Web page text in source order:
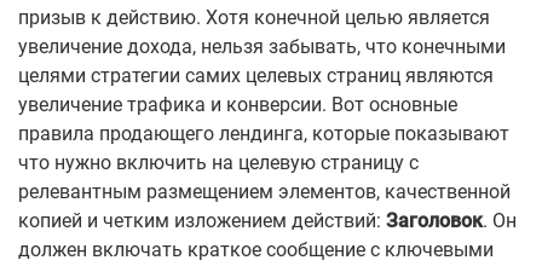
призыв к действию. Хотя конечной целью является
увеличение дохода, нельзя забывать, что конечными
целями стратегии самих целевых страниц являются
увеличение трафика и конверсии. Вот основные
правила продающего лендинга, которые показывают
что нужно включить на целевую страницу с
релевантным размещением элементов, качественной
копией и четким изложением действий: Заголовок. Он
должен включать краткое сообщение с ключевыми